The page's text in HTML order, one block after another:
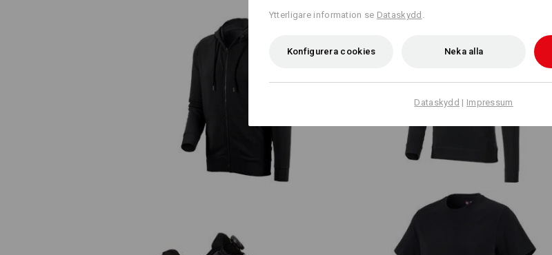
e.s. Hoody-Sweatjacka poly cotton e.s. Longsleeve cotton stretch
Ytterligare information se Dataskydd
Konfigurera cookies Neka alla
Dataskydd | Impressum